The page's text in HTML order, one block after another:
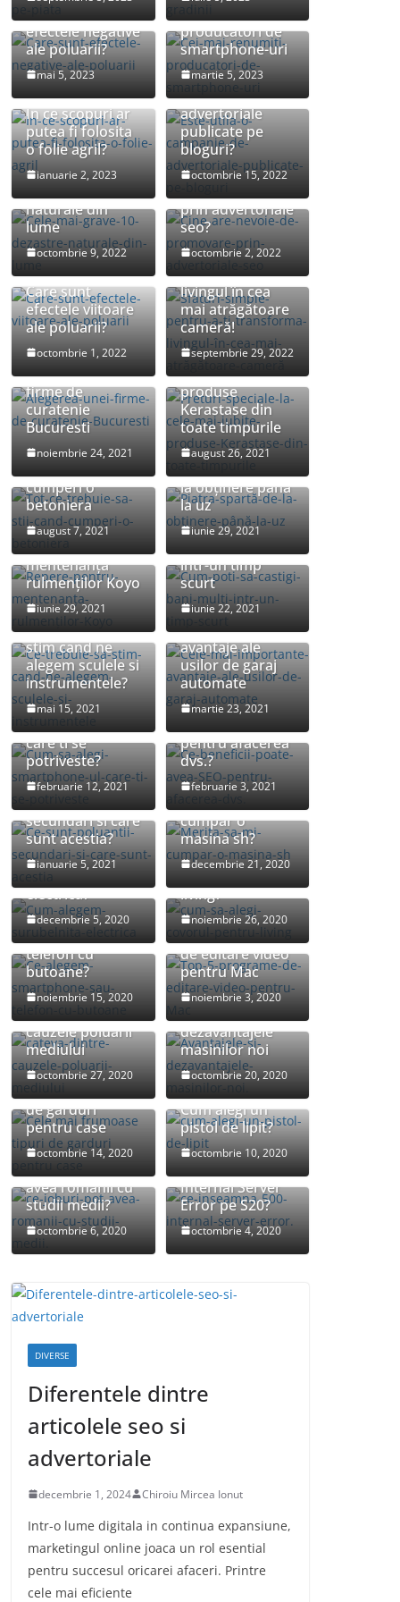
Care sunt
efectele negative
ale poluarii?
mai 5, 2023
Cei mai renumiti
producatori de
smartphone-uri
martie 5, 2023
In ce scopuri ar
putea fi folosita
o folie agril?
ianuarie 2, 2023
Este utila o
campanie de
advertoriale
publicate pe
bloguri?
octombrie 15, 2022
Cele mai grave
10 dezastre
naturale din
lume
octombrie 9, 2022
Cine are nevoie
de promovare
prin advertoriale
seo?
octombrie 2, 2022
Care sunt
efectele viitoare
ale poluarii?
octombrie 1, 2022
Sfaturi simple
pentru a-ți
transforma
livingul în cea
mai atrăgătoare
cameră!
septembrie 29, 2022
Alegerea unei
firme de
curatenie
Bucuresti
noiembrie 24, 2021
Preturi speciale
la cele mai iubite
produse
Kerastase din
toate timpurile
august 26, 2021
Tot ce trebuie sa
cumperi o
betoniera
august 7, 2021
Piatra spartă: de
la obținere până
la uz
iunie 29, 2021
Repere pentru
mentenanța
rulmenților Koyo
iunie 29, 2021
Cum poti sa
castigi bani multi
intr-un timp
scurt
iunie 22, 2021
Ce trebuie sa
stim cand ne
alegem sculele si
instrumentele?
mai 15, 2021
Cele mai
importante
avantaje ale
usilor de garaj
automate
martie 23, 2021
Cum sa alegi
smartphone-ul
care ti se
potriveste?
februarie 12, 2021
Ce beneficii
pentru afacerea
dvs.?
februarie 3, 2021
Ce sunt poluantii
secundari si care
sunt acestia?
ianuarie 5, 2021
Merita sa-mi
cumpar o
masina sh?
decembrie 21, 2020
Cum alegem
surubelnita
electrica?
decembrie 5, 2020
Cum sa alegi
covorul pentru
living?
noiembrie 26, 2020
Ce alegem:
smartphone sau
telefon cu
butoane?
noiembrie 15, 2020
Top 5 programe
de editare video
pentru Mac
noiembrie 3, 2020
Cateva dintre
cauzele poluarii
mediului
octombrie 27, 2020
Avantajele si
dezavantajele
masinilor noi
octombrie 20, 2020
Cele mai
frumoase tipuri
de garduri
pentru case
octombrie 14, 2020
Cum alegi un
pistol de lipit?
octombrie 10, 2020
Ce joburi pot
avea romanii cu
studii medii?
octombrie 6, 2020
Ce inseamna 500
Internal Server
Error pe S20?
octombrie 4, 2020
DIVERSE
Diferentele dintre
articolele seo si
advertoriale
decembrie 1, 2024 Chiroiu Mircea Ionut
Intr-o lume digitala in continua expansiune,
marketingul online joaca un rol esential
pentru succesul oricarei afaceri. Printre
cele mai eficiente